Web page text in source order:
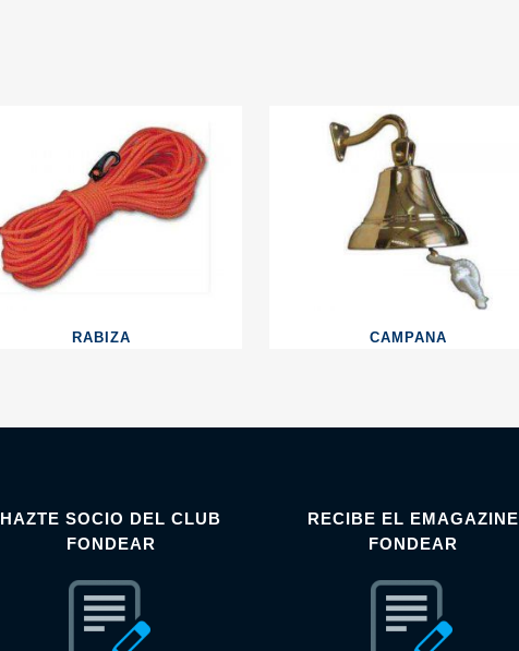
RABIZA CAMPANA
HAZTE SOCIO DEL CLUB
FONDEAR
RECIBE EL EMAGAZINE
FONDEAR